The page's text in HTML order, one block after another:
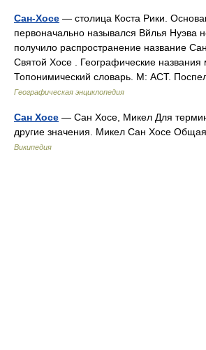
Сан-Хосе — столица Коста Рики.
первоначально назывался Вйлья Нуэва
получило распространение название
Святой Хосе . Географические названия
Топонимический словарь. М: АСТ.
Географическая энциклопедия
Сан Хосе — Сан Хосе, Микел Для
другие значения. Микел Сан Хосе
Википедия